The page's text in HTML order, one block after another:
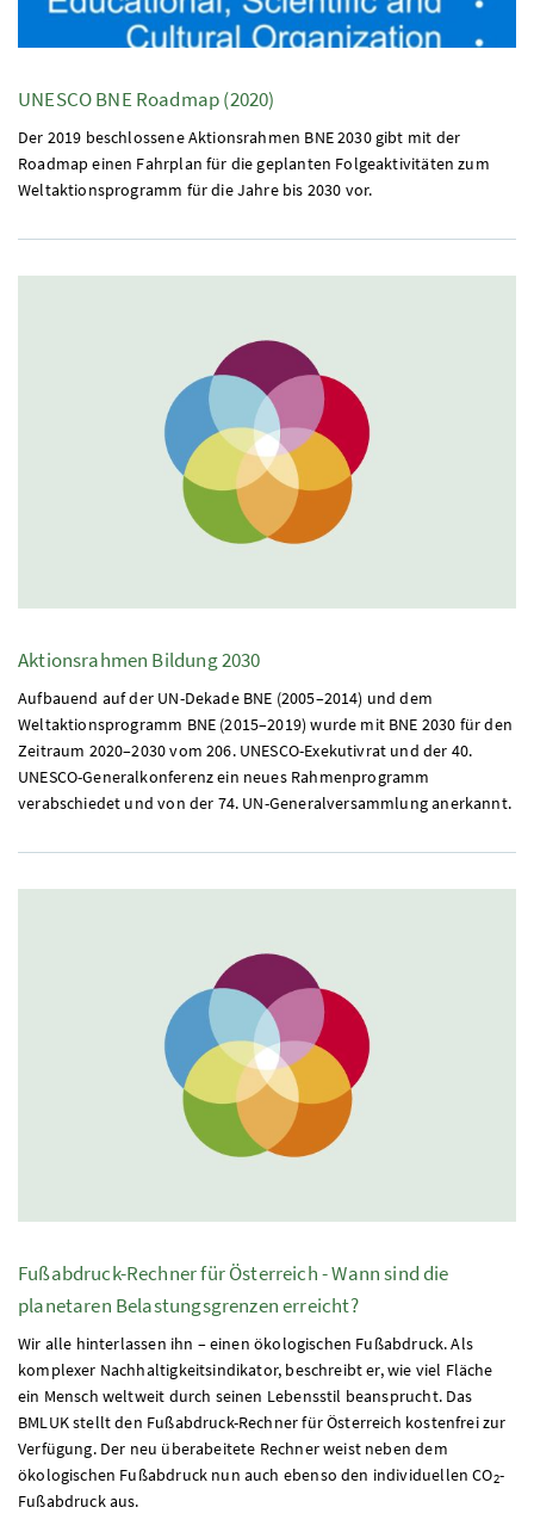
UNESCOBNERoadmap(2020)
Der 2019 beschlossene Aktionsrahmen BNE 2030 gibt mit der
Roadmap einen Fahrplan für die geplanten Folgeaktivitäten zum
Weltaktionsprogramm für die Jahre bis 2030 vor.
Aktionsrahmen Bildung 2030
Aufbauend auf der UN-Dekade BNE (2005–2014) und dem
Weltaktionsprogramm BNE (2015–2019) wurde mit BNE 2030 für den
Zeitraum 2020–2030 vom 206. UNESCO-Exekutivrat und der 40.
UNESCO-Generalkonferenz ein neues Rahmenprogramm
verabschiedet und von der 74. UN-Generalversammlung anerkannt.
Fußabdruck-Rechner für Österreich - Wann sind die
planetaren Belastungsgrenzen erreicht?
Wir alle hinterlassen ihn – einen ökologischen Fußabdruck. Als
komplexer Nachhaltigkeitsindikator, beschreibt er, wie viel Fläche
ein Mensch weltweit durch seinen Lebensstil beansprucht. Das
BMLUKstellt den Fußabdruck-Rechner für Österreich kostenfrei zur
Verfügung. Der neu überabeitete Rechner weist neben dem
ökologischen Fußabdruck nun auch ebenso den individuellen CO2-
Fußabdruck aus.